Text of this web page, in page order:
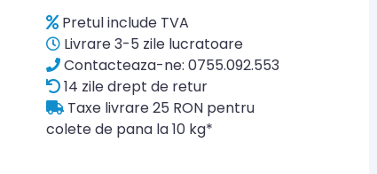
Pretul include TVA
Livrare 3-5 zile lucratoare
Contacteaza-ne: 0755.092.553
14 zile drept de retur
Taxe livrare 25 RON pentru
colete de pana la 10 kg*